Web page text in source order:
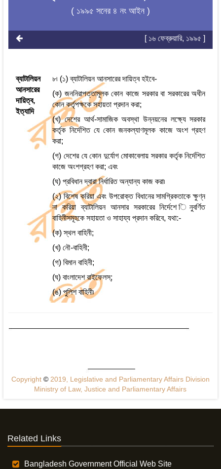
( ১৯৯৫ সনের ৪ নং আইন )
[ ১৬ ফেব্রুয়ারি, ১৯৯৫ ]
ব্যাটালিয়ন
আনসারের
দায়িত্ব,
ইত্যাদি
৮৷ (১) ব্যাটালিয়ন আনসারের দায়িত্ব হইবে-
(ক) জননিরাপত্তামূলক কোন কাজে সরকার বা সরকারের অধীন
কোন কর্তৃপক্ষকে সহায়তা প্রদান করা;
(খ) দেশের আর্থ-সামাজিক অবস্থা উন্নয়নের লক্ষ্যে সরকার
কর্তৃক নির্দেশিত যে কোন জনকল্যাণমূলক কাজে অংশ গ্রহণ
করা;
(গ) দেশের যে কোন দুর্যোগ মোকাবেলায় সরকার কর্তৃক নির্দেশিত
কাজে অংশগ্রহণ করা; এবং
(ঘ) প্রবিধান দ্বারা নির্ধারিত অন্যান্য কাজ করা৷
(২) বিশেষ করিয়া এবং উপরোক্ত বিধানের সামগ্রিকতাকে ক্ষুণ্ন
না করিয়া ব্যাটালিয়ন আনসার সরকারের নির্দেশে িনুবর্ণিত
বাহিনীসমূহকে সহায়তা ও সাহায্য প্রদান করিবে, যথা:-
(ক) স্থল বাহিনী;
(খ) নৌ-বাহিনী;
(গ) বিমান বাহিনী;
(ঘ) বাংলাদেশ রাইফেলস্‌;
(ঙ) পুলিশ বাহিনী৷
Copyright ©2019, Legislative and Parliamentary Affairs Division
Ministry of Law, Justice and Parliamentary Affairs
Related Links
Bangladesh Government Official Web Site